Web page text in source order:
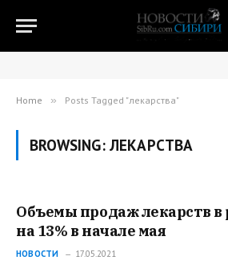
Home » Posts Tagged "лекарства"
BROWSING: ЛЕКАРСТВА
Объемы продаж лекарств в
на 13% в начале мая
НОВОСТИ 17.05.2021